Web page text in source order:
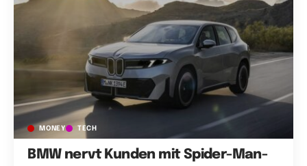
MONEY TECH
BMW nervt Kunden mit Spider-Man-